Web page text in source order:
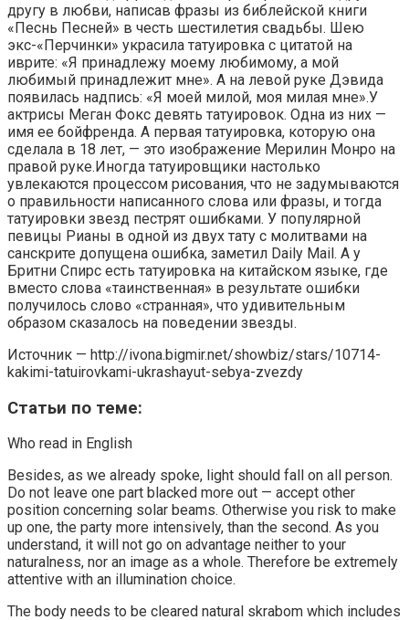
другу в любви, написав фразы из библейской книги
«Песнь Песней» в честь шестилетия свадьбы. Шею
экс-«Перчинки» украсила татуировка с цитатой на
иврите: «Я принадлежу моему любимому, а мой
любимый принадлежит мне». А на левой руке Дэвида
появилась надпись: «Я моей милой, моя милая мне».У
актрисы Меган Фокс девять татуировок. Одна из них —
имя ее бойфренда. А первая татуировка, которую она
сделала в 18 лет, — это изображение Мерилин Монро на
правой руке.Иногда татуировщики настолько
увлекаются процессом рисования, что не задумываются
о правильности написанного слова или фразы, и тогда
татуировки звезд пестрят ошибками. У популярной
певицы Рианы в одной из двух тату с молитвами на
санскрите допущена ошибка, заметил Daily Mail. А у
Бритни Спирс есть татуировка на китайском языке, где
вместо слова «таинственная» в результате ошибки
получилось слово «странная», что удивительным
образом сказалось на поведении звезды.
Источник — http://ivona.bigmir.net/showbiz/stars/10714-
kakimi-tatuirovkami-ukrashayut-sebya-zvezdy
Статьи по теме:
Who read in English
Besides, as we already spoke, light should fall on all person.
Do not leave one part blacked more out — accept other
position concerning solar beams. Otherwise you risk to make
up one, the party more intensively, than the second. As you
understand, it will not go on advantage neither to your
naturalness, nor an image as a whole. Therefore be extremely
attentive with an illumination choice.
The body needs to be cleared natural skrabom which includes